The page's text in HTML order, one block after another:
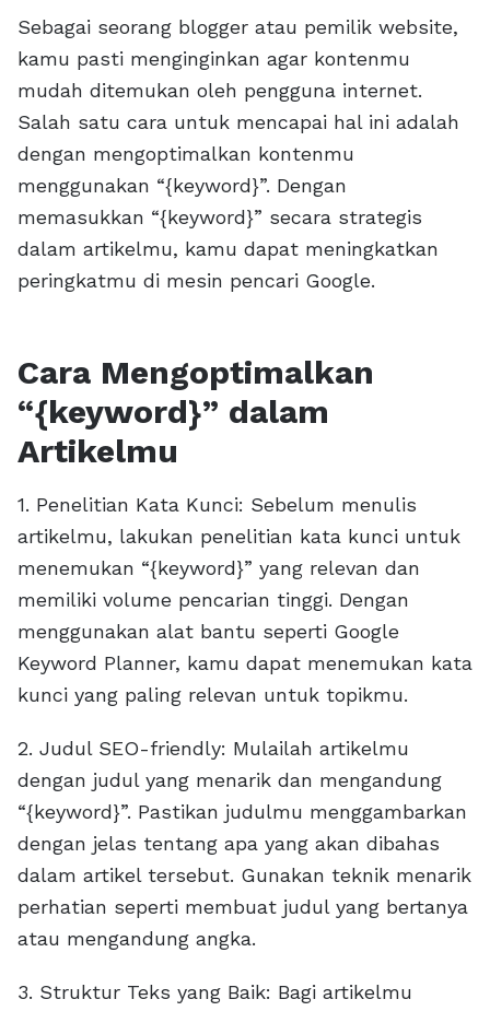
Sebagai seorang blogger atau pemilik website,
kamu pasti menginginkan agar kontenmu
mudah ditemukan oleh pengguna internet.
Salah satu cara untuk mencapai hal ini adalah
dengan mengoptimalkan kontenmu
menggunakan “{keyword}”. Dengan
memasukkan “{keyword}” secara strategis
dalam artikelmu, kamu dapat meningkatkan
peringkatmu di mesin pencari Google.
Cara Mengoptimalkan
“{keyword}” dalam
Artikelmu
1. Penelitian Kata Kunci: Sebelum menulis
artikelmu, lakukan penelitian kata kunci untuk
menemukan “{keyword}” yang relevan dan
memiliki volume pencarian tinggi. Dengan
menggunakan alat bantu seperti Google
Keyword Planner, kamu dapat menemukan kata
kunci yang paling relevan untuk topikmu.
2. Judul SEO-friendly: Mulailah artikelmu
dengan judul yang menarik dan mengandung
“{keyword}”. Pastikan judulmu menggambarkan
dengan jelas tentang apa yang akan dibahas
dalam artikel tersebut. Gunakan teknik menarik
perhatian seperti membuat judul yang bertanya
atau mengandung angka.
3. Struktur Teks yang Baik: Bagi artikelmu